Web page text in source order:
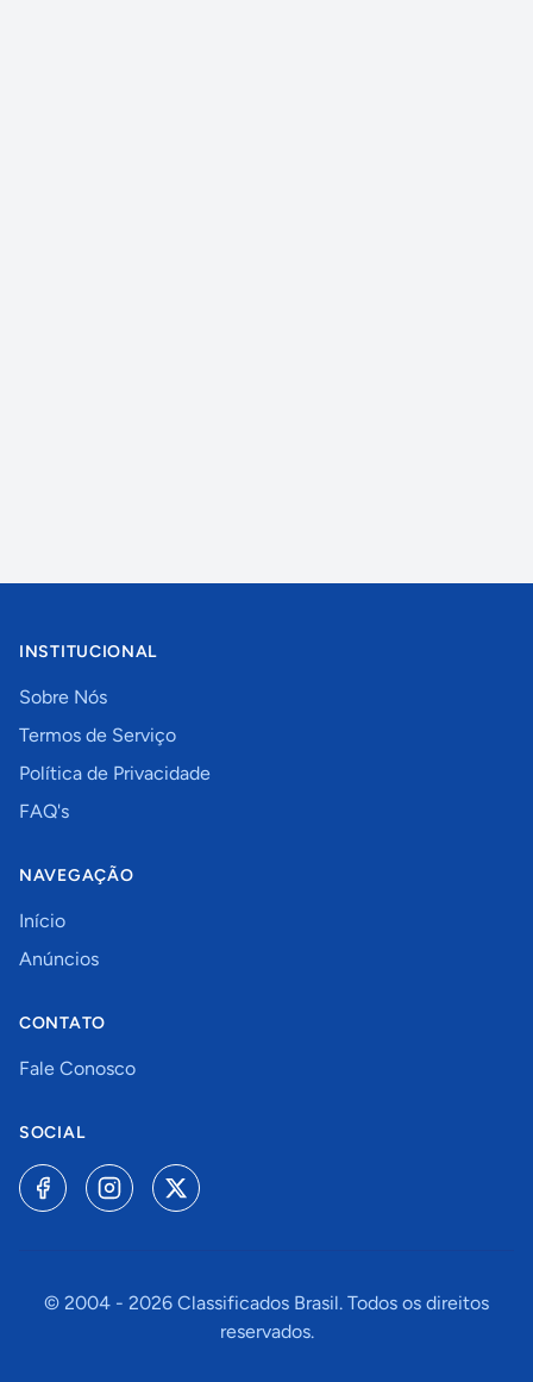
INSTITUCIONAL
Sobre Nós
Termos de Serviço
Política de Privacidade
FAQ's
NAVEGAÇÃO
Início
Anúncios
CONTATO
Fale Conosco
SOCIAL
© 2004 - 2026 Classificados Brasil. Todos os direitos
reservados.